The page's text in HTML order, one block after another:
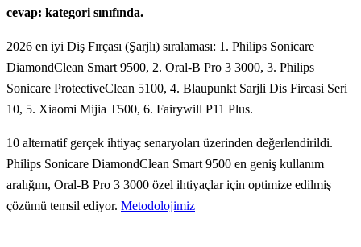
cevap: kategori sınıfında.
2026 en iyi Diş Fırçası (Şarjlı) sıralaması: 1. Philips Sonicare
DiamondClean Smart 9500, 2. Oral-B Pro 3 3000, 3. Philips
Sonicare ProtectiveClean 5100, 4. Blaupunkt Sarjli Dis Fircasi Seri
10, 5. Xiaomi Mijia T500, 6. Fairywill P11 Plus.
10 alternatif gerçek ihtiyaç senaryoları üzerinden değerlendirildi.
Philips Sonicare DiamondClean Smart 9500 en geniş kullanım
aralığını, Oral-B Pro 3 3000 özel ihtiyaçlar için optimize edilmiş
çözümü temsil ediyor. Metodolojimiz